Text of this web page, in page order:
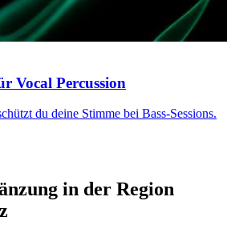
Vocal Percussion
du deine Stimme bei Bass-Sessions.
in der Region